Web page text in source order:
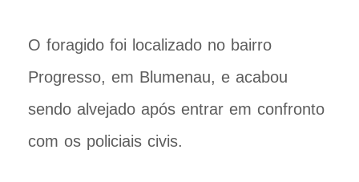
O foragido foi localizado no bairro
Progresso, em Blumenau, e acabou
sendo alvejado após entrar em confronto
com os policiais civis.